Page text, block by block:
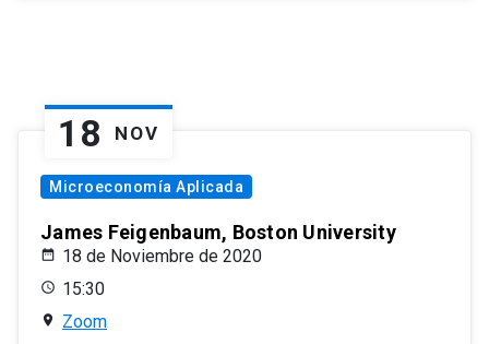
18 NOV
Microeconomía Aplicada
James Feigenbaum, Boston University
18 de Noviembre de 2020
15:30
Zoom